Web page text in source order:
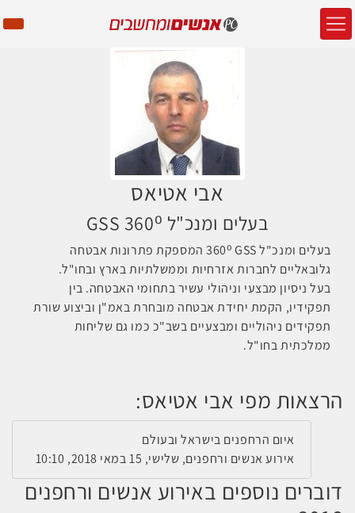
אבי אטיאס
בעלים ומנכ"ל GSS 360⁰
בעלים ומנכ"ל GSS
360⁰ המספקת פתרונות אבטחה
גלובאליים לחברות אזרחיות וממשלתיות בארץ ובחו"ל.
בעל ניסיון מבצעי וניהולי עשיר בתחומי האבטחה. בין
תפקידיו, הקמת יחידת אבטחה מובחרת באמ"ן וביצוע שורת
תפקידים ניהוליים ומבצעיים בשב"כ כמו גם שליחות
ממלכתית בחו"ל.
הרצאות מפי אבי אטיאס:
איום הרחפנים בישראל ובעולם
אירוע אנשים ורחפנים, שלישי, 15 במאי 2018, 10:10
דוברים נוספים באירוע אנשים ורחפנים